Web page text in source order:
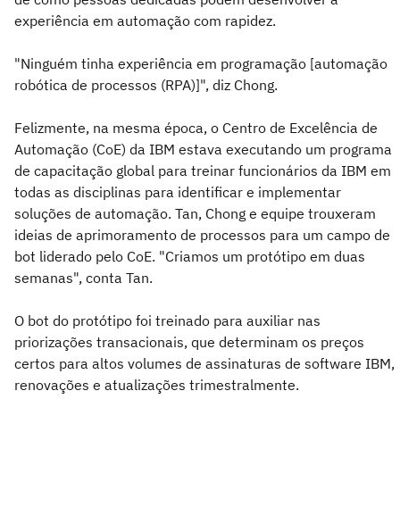
experiência em automação com rapidez.
"Ninguém tinha experiência em programação [automação
robótica de processos (RPA)]", diz Chong.
Felizmente, na mesma época, o Centro de Excelência de
Automação (CoE) da IBM estava executando um programa
de capacitação global para treinar funcionários da IBM em
todas as disciplinas para identificar e implementar
soluções de automação. Tan, Chong e equipe trouxeram
ideias de aprimoramento de processos para um campo de
bot liderado pelo CoE. "Criamos um protótipo em duas
semanas", conta Tan.
O bot do protótipo foi treinado para auxiliar nas
priorizações transacionais, que determinam os preços
certos para altos volumes de assinaturas de software IBM,
renovações e atualizações trimestralmente.